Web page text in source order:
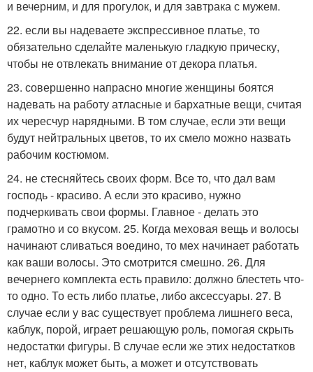
и вечерним, и для прогулок, и для завтрака с мужем.
22. если вы надеваете экспрессивное платье, то
обязательно сделайте маленькую гладкую прическу,
чтобы не отвлекать внимание от декора платья.
23. совершенно напрасно многие женщины боятся
надевать на работу атласные и бархатные вещи, считая
их чересчур нарядными. В том случае, если эти вещи
будут нейтральных цветов, то их смело можно назвать
рабочим костюмом.
24. не стесняйтесь своих форм. Все то, что дал вам
господь - красиво. А если это красиво, нужно
подчеркивать свои формы. Главное - делать это
грамотно и со вкусом. 25. Когда меховая вещь и волосы
начинают сливаться воедино, то мех начинает работать
как ваши волосы. Это смотрится смешно. 26. Для
вечернего комплекта есть правило: должно блестеть что-
то одно. То есть либо платье, либо аксессуары. 27. В
случае если у вас существует проблема лишнего веса,
каблук, порой, играет решающую роль, помогая скрыть
недостатки фигуры. В случае если же этих недостатков
нет, каблук может быть, а может и отсутствовать